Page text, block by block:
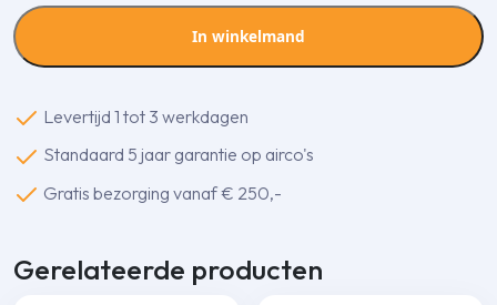
I
verstelbare
45-
90
In winkelmand
Levertijd 1 tot 3 werkdagen
Standaard 5 jaar garantie op airco's
Gratis bezorging vanaf € 250,-
Gerelateerde producten